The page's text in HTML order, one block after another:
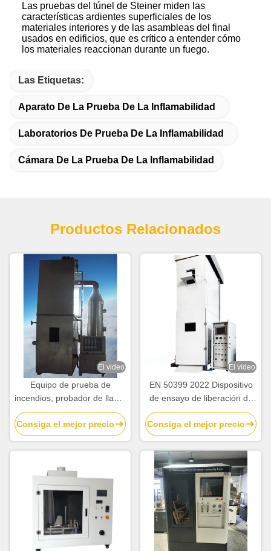
Las pruebas del túnel de Steiner miden las
características ardientes superficiales de los
materiales interiores y de las asambleas del final
usados en edificios, que es crítico a entender cómo
los materiales reaccionan durante un fuego.
Las Etiquetas:
Aparato De La Prueba De La Inflamabilidad
Laboratorios De Prueba De La Inflamabilidad
Cámara De La Prueba De La Inflamabilidad
Productos Relacionados
El video
Equipo de prueba de
incendios, probador de llama
vertical para cables
agrupados con mezclador
de aire-gas Venturi
Consiga el mejor precio
El video
EN 50399 2022 Dispositivo
de ensayo de liberación de
calor de cables y cables
Consiga el mejor precio